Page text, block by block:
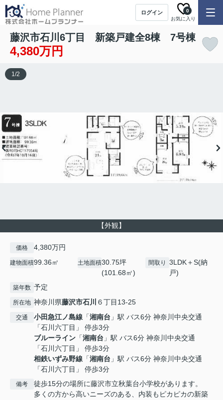
ログイン
お気に入り
0
藤沢市石川6丁目 新築戸建全8棟 7号棟
4,380万円
【外観】
1/2
価格 4,380万円
建物面積99.36㎡ 土地面積30.75坪
(101.68㎡)
間取り
3LDK＋S(納
戸)
築年数 予定
所在地 神奈川県藤沢市石川 ６丁目13-25
交通 小田急江ノ島線 「湘南台 」駅 バス6分 神奈川中央交通
「石川六丁目」 停歩3分
ブルーライン 「湘南台 」駅 バス6分 神奈川中央交通
「石川六丁目」 停歩3分
相鉄いずみ野線 「湘南台 」駅 バス6分 神奈川中央交通
「石川六丁目」 停歩3分
備考
徒歩15分の場所に藤沢市立秋葉台小学校があります。
多くの方から高いニーズのある、内装もピカピカの新築